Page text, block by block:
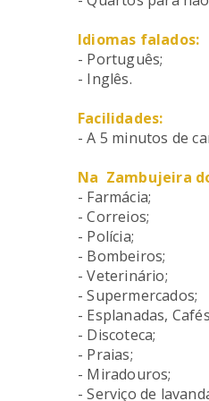
Idiomas falados:
- Português;
- Inglês.
Facilidades:
- A 5 minutos de
Na Zambujeira
- Farmácia;
- Correios;
- Polícia;
- Bombeiros;
- Veterinário;
- Supermercados;
- Esplanadas,
- Discoteca;
- Praias;
- Miradouros;
- Serviço de